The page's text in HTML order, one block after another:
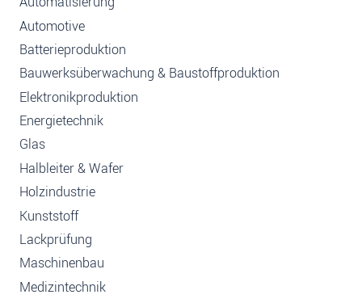
Automotive
Batterieproduktion
Bauwerksüberwachung & Baustoffproduktion
Elektronikproduktion
Energietechnik
Glas
Halbleiter & Wafer
Holzindustrie
Kunststoff
Lackprüfung
Maschinenbau
Medizintechnik